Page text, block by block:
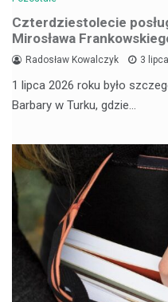
Czterdziestolecie
Mirosława
Radosław Kowalczyk 3
1 lipca 2026 roku było
Barbary w Turku, gdzie…